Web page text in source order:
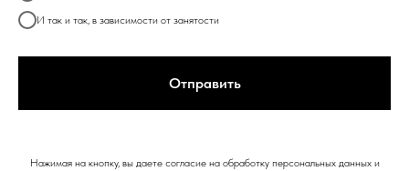
И так и так, в зависимости от занятости
Отправить
Нажимая на кнопку, вы даете согласие на обработку персональных данных и